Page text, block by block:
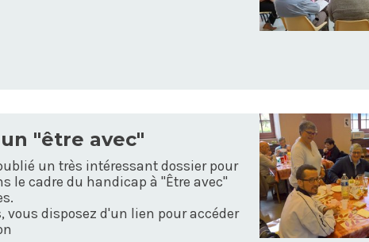
"être avec"
un très intéressant dossier pour
le cadre du handicap à "Être avec"
vous disposez d'un lien pour accéder